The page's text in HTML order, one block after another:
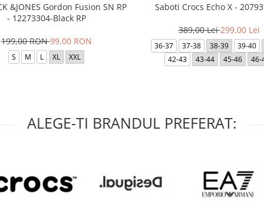
&JONES Gordon Fusion SN RP
- 12273304-Black RP
199,00 RON99,00 RON
S M L XL XXL
Saboti Crocs Echo X -
389,00 Lei299,00 Lei
36-37 37-38 38-39
39-40
42-43
43-44 45-46 46-
ALEGE-TI BRANDUL PREFERAT: